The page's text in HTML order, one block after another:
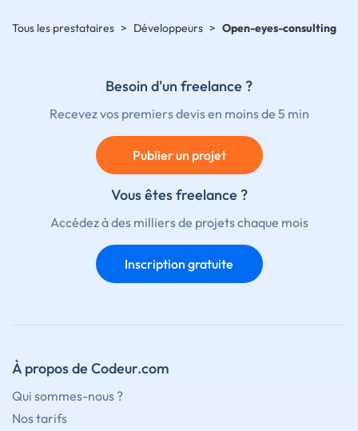
Tous les prestataires > Développeurs > Open-eyes-consulting
Besoin d'un freelance ?
Recevez vos premiers devis en moins de 5 min
Publier un projet
Vous êtes freelance ?
Accédez à des milliers de projets chaque mois
Inscription gratuite
À propos de Codeur.com
Qui sommes-nous ?
Nos tarifs